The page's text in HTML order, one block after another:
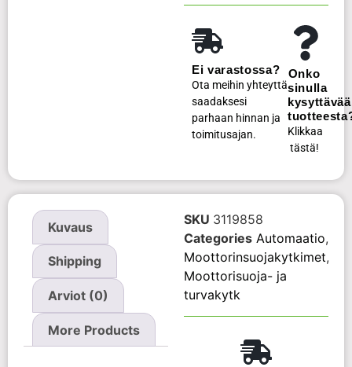
Ei varastossa?
Ota meihin yhteyttä
saadaksesi
parhaan hinnan ja
toimitusajan.
Onko
sinulla
kysyttävää
Klikkaa
tästä!
Kuvaus
Shipping
Arviot (0)
More Products
SKU 3119858
Categories Automaatio,
Moottorinsuojakytkimet,
Moottorisuoja- ja
turvakytk